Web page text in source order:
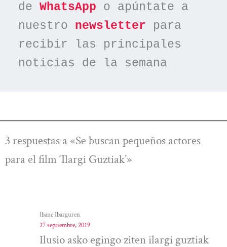
de WhatsApp o apúntate a
nuestro newsletter para
recibir las principales
noticias de la semana
3 respuestas a «Se buscan pequeños actores
para el film ‘Ilargi Guztiak’»
Ibane Ibarguren
27 septiembre, 2019
Ilusio asko egingo ziten ilargi guztiak